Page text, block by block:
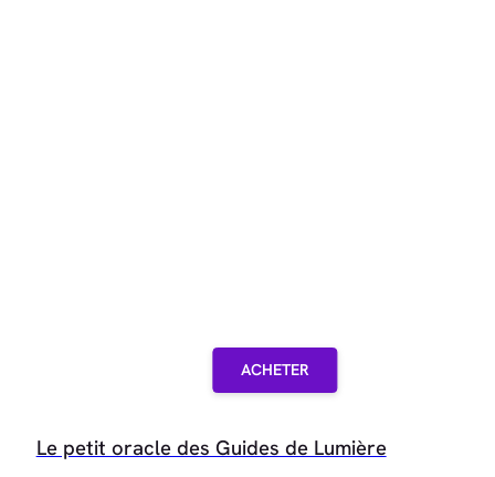
ACHETER
Le petit oracle des Guides de Lumière